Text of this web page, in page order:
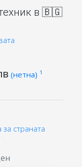
в 🇧🇬
(нетна) 1
страната